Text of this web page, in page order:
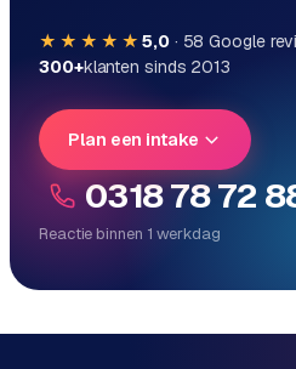
★★★★★ 5,0· 58 Google
300+klanten sinds 2013
Plan een intake
0318 78 72
Reactie binnen 1 werkdag
Direct persoonlijk contact,